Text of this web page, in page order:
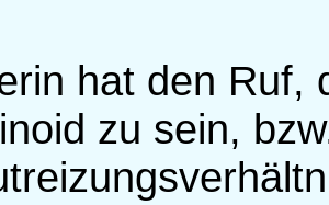
hat den Ruf,
zu sein,